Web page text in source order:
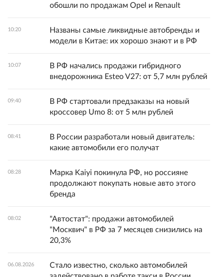
обошли по продажам Opel и Renault
10:20
Названы самые ликвидные автобренды и
модели в Китае: их хорошо знают и в РФ
10:07
В РФ начались продажи гибридного
внедорожника Esteo V27: от 5,7 млн рублей
09:40
В РФ стартовали предзаказы на новый
кроссовер Umo 8: от 5 млн рублей
08:41
В России разработали новый двигатель:
какие автомобили его получат
08:28
Марка Kaiyi покинула РФ, но россияне
продолжают покупать новые авто этого
бренда
08:02
"Автостат": продажи автомобилей
"Москвич" в РФ за 7 месяцев снизились на
20,3%
06.08.2026
Стало известно, сколько автомобилей